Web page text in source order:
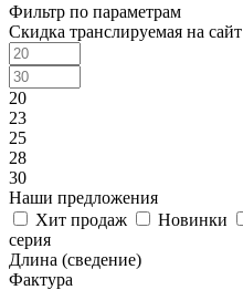
Фильтр по параметрам
Скидка транслируемая на сайт
20
23
25
28
30
Наши предложения
Хит продаж
Новинки
серия
Длина (сведение)
Фактура